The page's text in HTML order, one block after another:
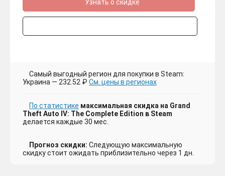
Узнать о скидке
Самый выгодный регион для покупки в Steam:
Украина — 232.52 ₽ См. цены в регионах
По статистике максимальная скидка на Grand
Theft Auto IV: The Complete Edition в Steam
делается каждые 30 мес.
Прогноз скидки: Следующую максимальную
скидку стоит ожидать приблизительно через 1 дн.